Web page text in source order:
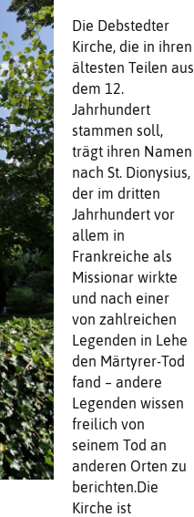
Die Debstedter
Kirche, die in ihren
ältesten Teilen aus
dem 12.
Jahrhundert
stammen soll,
trägt ihren Namen
nach St. Dionysius,
der im dritten
Jahrhundert vor
allem in
Frankreiche als
Missionar wirkte
und nach einer
von zahlreichen
Legenden in Lehe
den Märtyrer-Tod
fand – andere
Legenden wissen
freilich von
seinem Tod an
anderen Orten zu
berichten.Die
Kirche ist